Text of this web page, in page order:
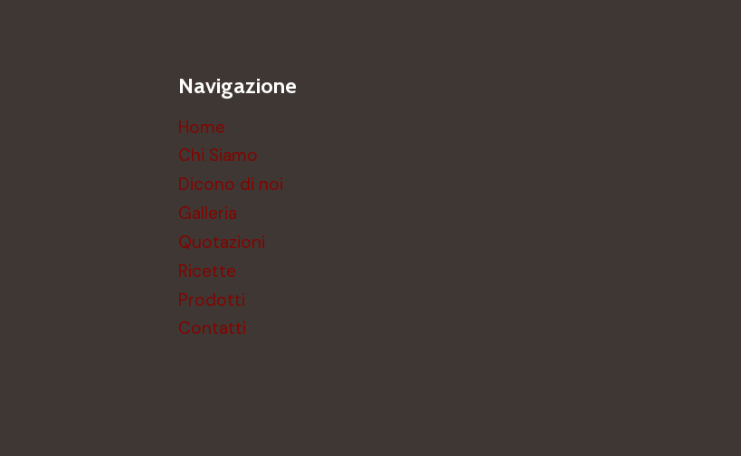
Navigazione
Home
Chi Siamo
Dicono di noi
Galleria
Quotazioni
Ricette
Prodotti
Contatti